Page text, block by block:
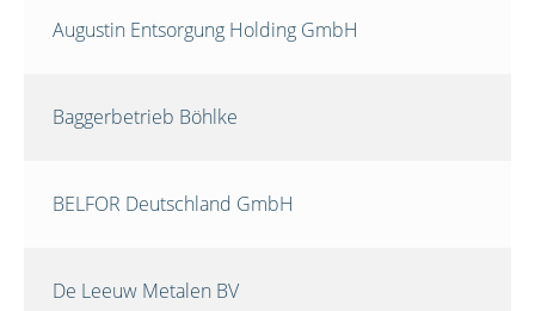
Augustin Entsorgung Holding GmbH
Baggerbetrieb Böhlke
BELFOR Deutschland GmbH
De Leeuw Metalen BV